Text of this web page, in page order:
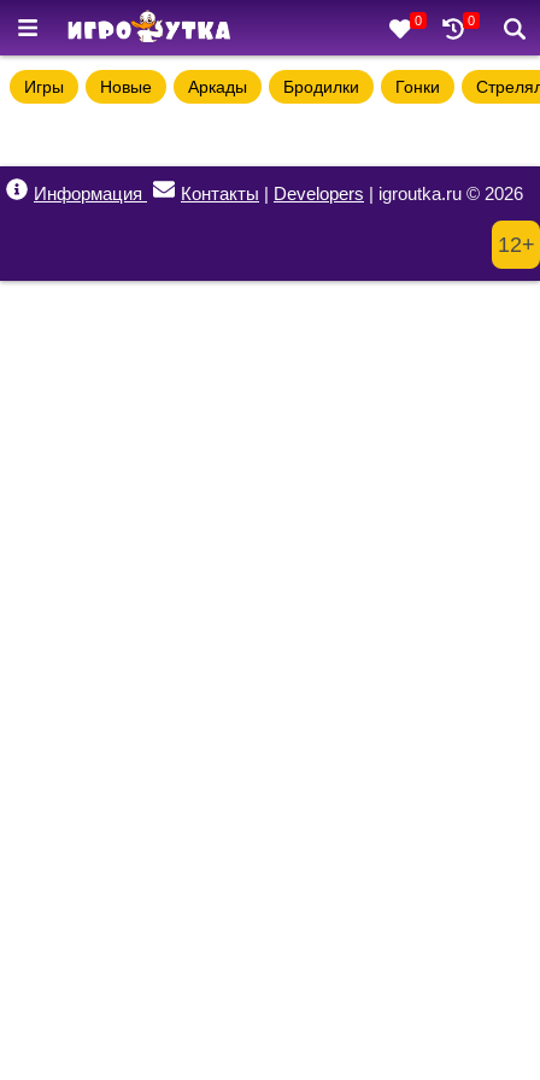
0 0
Игры Новые Аркады Бродилки Гонки
Информация Контакты | Developers | igroutka.ru © 2026
12+